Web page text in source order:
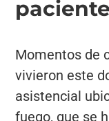
Momentos de
vivieron este
asistencial
fuego, que se